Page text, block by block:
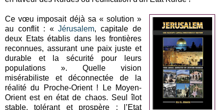
Ce vœu imposait déjà sa « solution »
au conflit : «Jérusalem, capitale de
deux Etats établis dans les frontières
reconnues, assurant une paix juste et
durable et la sécurité pour leurs
populations ». Quelle vision
misérabiliste et déconnectée de la
réalité du Proche-Orient ! Le Moyen-
Orient est en état de chaos. Seul îlot
stable, tolérant et prospère : l’Etat